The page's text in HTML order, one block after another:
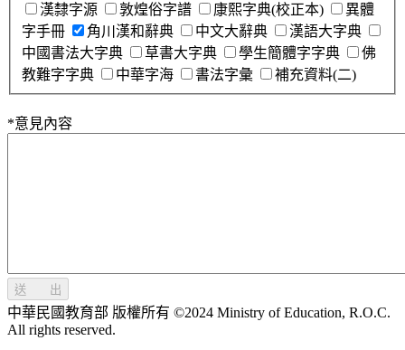
漢隸字源
敦煌俗字譜 康熙字典(校正本)
異體
字手冊
角川漢和辭典 中文大辭典
漢語大字典
中國書法大字典
草書大字典 學生簡體字字典
佛
教難字字典
中華字海 書法字彙 補充資料(二)
*意見內容
送 出
中華民國教育部 版權所有 ©2024 Ministry of Education, R.O.C.
All rights reserved.